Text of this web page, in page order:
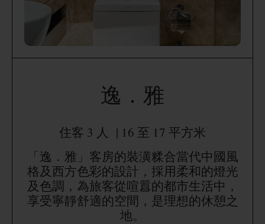
逸．雅
住客 3 人 | 16 至 17 平方米
「逸．雅」客房的裝潢糅合當代中國風
格及西方色彩的設計，採用柔和的燈光
及色調，為旅客從喧囂的都市生活中，
享受寧靜舒適的空間，是理想的休憩之
地。